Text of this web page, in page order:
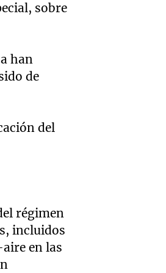
sobre
han
de
del
régimen
incluidos
en las